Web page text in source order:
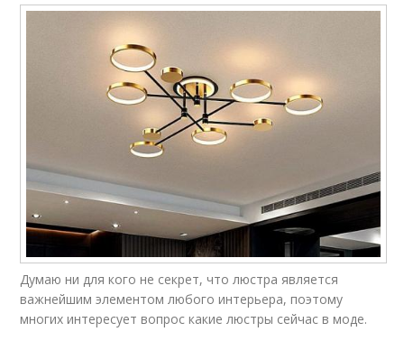
Думаю ни для кого не секрет, что люстра является
важнейшим элементом любого интерьера, поэтому
многих интересует вопрос какие люстры сейчас в моде.